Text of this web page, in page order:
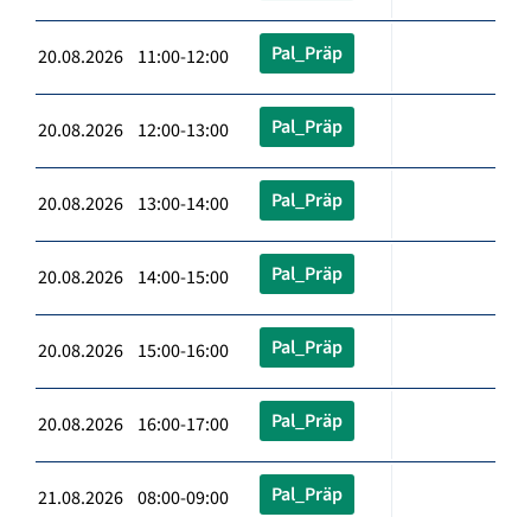
20.08.2026 11:00-12:00 Pal_Präp
20.08.2026 12:00-13:00 Pal_Präp
20.08.2026 13:00-14:00 Pal_Präp
20.08.2026 14:00-15:00 Pal_Präp
20.08.2026 15:00-16:00 Pal_Präp
20.08.2026 16:00-17:00 Pal_Präp
21.08.2026 08:00-09:00 Pal_Präp